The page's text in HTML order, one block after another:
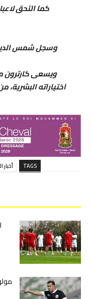
كما التحق
وسجل شمس
​ويسعى كارترون
اختياراته البشرية،
TAGS أخبار